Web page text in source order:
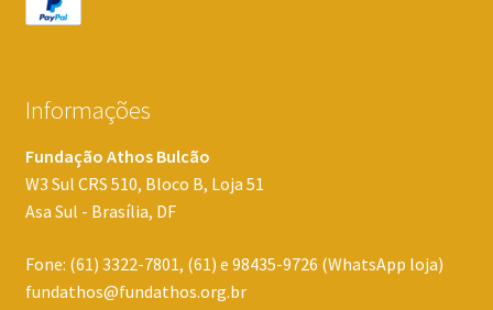
Informações
Fundação Athos Bulcão
W3 Sul CRS 510, Bloco B, Loja 51
Asa Sul - Brasília, DF
Fone: (61) 3322-7801, (61) e 98435-9726 (WhatsApp loja)
fundathos@fundathos.org.br